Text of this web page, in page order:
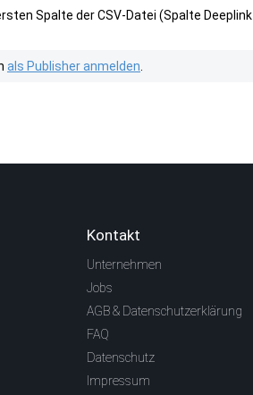
Spalte der CSV-Datei (Spalte Deeplink
als Publisher anmelden
Kontakt
Unternehmen
Jobs
AGB & Datenschutzerklärung
FAQ
Datenschutz
Impressum